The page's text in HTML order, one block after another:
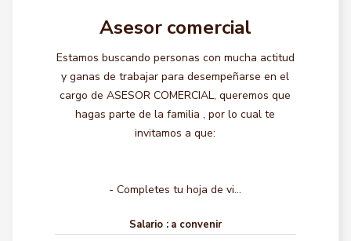
Asesor comercial
Estamos buscando personas con mucha actitud
y ganas de trabajar para desempeñarse en el
cargo de ASESOR COMERCIAL, queremos que
hagas parte de la familia , por lo cual te
invitamos a que:
- Completes tu hoja de vi...
Salario : a convenir